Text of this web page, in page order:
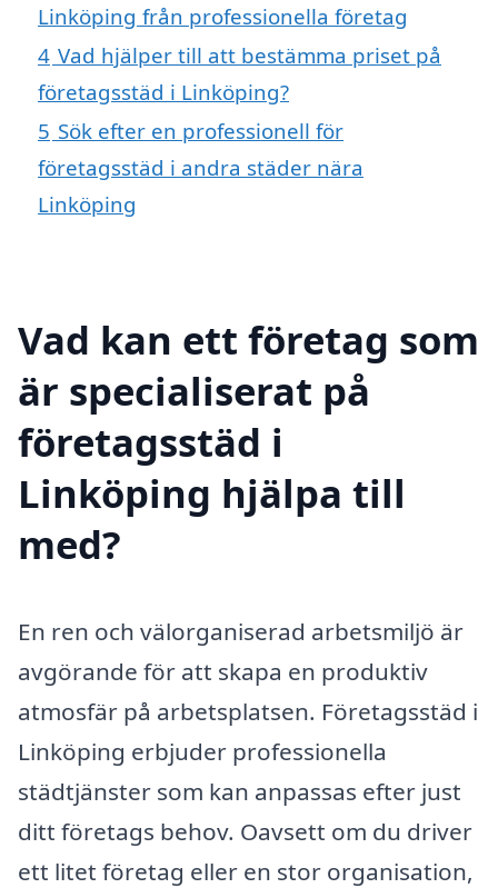
Linköping från professionella företag
4 Vad hjälper till att bestämma priset på
företagsstäd i Linköping?
5 Sök efter en professionell för
företagsstäd i andra städer nära
Linköping
Vad kan ett företag som
är specialiserat på
företagsstäd i
Linköping hjälpa till
med?
En ren och välorganiserad arbetsmiljö är
avgörande för att skapa en produktiv
atmosfär på arbetsplatsen. Företagsstäd i
Linköping erbjuder professionella
städtjänster som kan anpassas efter just
ditt företags behov. Oavsett om du driver
ett litet företag eller en stor organisation,